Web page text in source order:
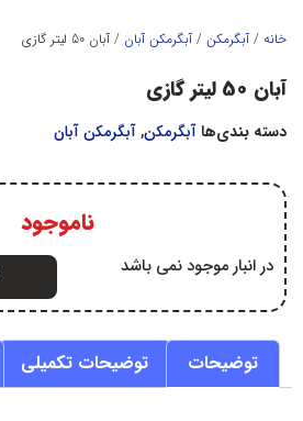
خانه / آبگرمكن / آبگرمکن آبان / آبان 50 لیتر گازی
آبان 50 لیتر گازی
دسته بندی‌ها آبگرمكن,آبگرمکن آبان
ناموجود
در انبار موجود نمی باشد
توضیحات توضیحات تکمیلی